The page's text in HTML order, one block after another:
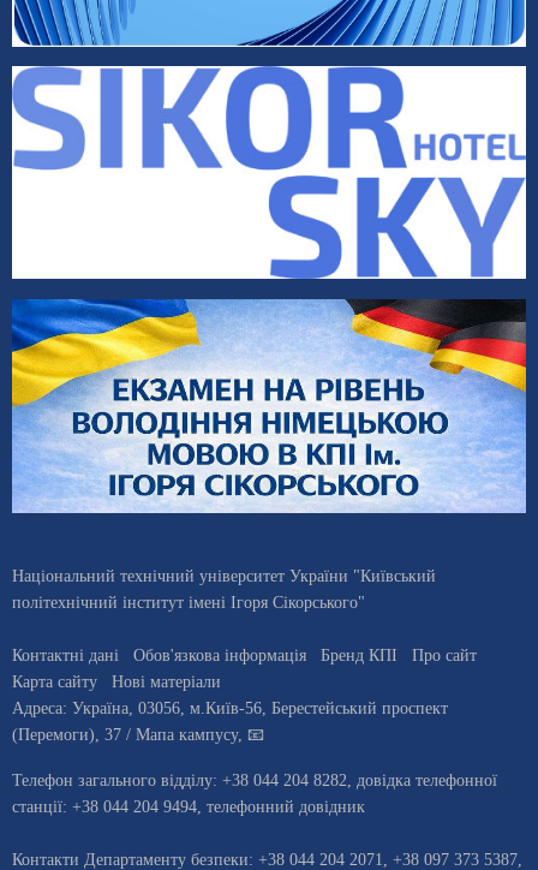
Національний технічний університет України "Київський
політехнічний інститут імені Ігоря Сікорського"
Контактні дані Обов'язкова інформація Бренд КПІ
Про сайт
Карта сайту
Нові матеріали
Адреса: Україна 03056 , м. Київ-56, Берестейський проспект
(Перемоги), 37 / Мапа кампусу, 📧
Телефон загального відділу: +38 044 204 8282, довiдка телефонної
станцiї: +38 044 204 9494, телефонний довідник
Контакти Департаменту безпеки: +38 044 204 2071, +38 097 373 5387,